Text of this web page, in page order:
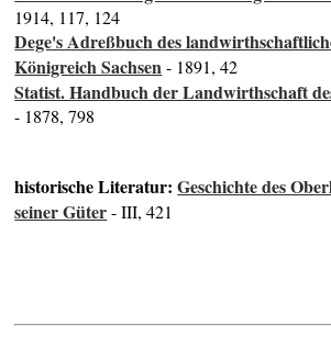
1914, 117, 124
Dege's Adreßbuch des
Königreich Sachsen- 1891, 42
Statist. Handbuch der Landwirthschaft
- 1878, 798
historische Literatur:Geschichte des
seiner Güter- III, 421